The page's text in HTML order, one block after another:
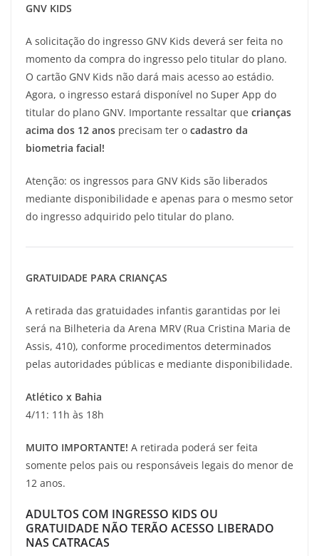
GNV KIDS
A solicitação do ingresso GNV Kids deverá ser feita no
momento da compra do ingresso pelo titular do plano.
O cartão GNV Kids não dará mais acesso ao estádio.
Agora, o ingresso estará disponível no Super App do
titular do plano GNV. Importante ressaltar que crianças
acima dos 12 anos precisam ter o cadastro da
biometria facial!
Atenção: os ingressos para GNV Kids são liberados
mediante disponibilidade e apenas para o mesmo setor
do ingresso adquirido pelo titular do plano.
GRATUIDADE PARA CRIANÇAS
A retirada das gratuidades infantis garantidas por lei
será na Bilheteria da Arena MRV (Rua Cristina Maria de
Assis, 410), conforme procedimentos determinados
pelas autoridades públicas e mediante disponibilidade.
Atlético x Bahia
4/11: 11h às 18h
MUITO IMPORTANTE! A retirada poderá ser feita
somente pelos pais ou responsáveis legais do menor de
12 anos.
ADULTOS COM INGRESSO KIDS OU
GRATUIDADE NÃO TERÃO ACESSO LIBERADO
NAS CATRACAS